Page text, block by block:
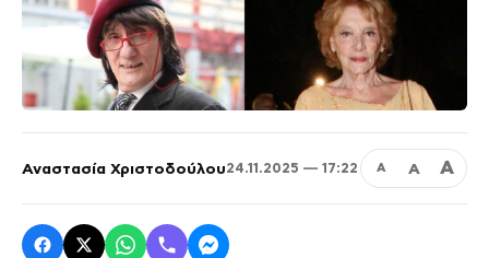
Αναστασία Χριστοδούλου24.11.2025 — 17:22 Α Α Α